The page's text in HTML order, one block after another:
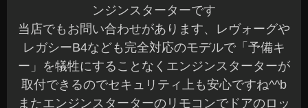
ンジンスターターです
当店でもお問い合わせがあります、レヴォーグや
レガシーB4なども完全対応のモデルで「予備キ
ー」を犠牲にすることなくエンジンスターターが
取付できるのでセキュリティ上も安心ですね^^b
またエンジンスターターのリモコンでドアのロッ